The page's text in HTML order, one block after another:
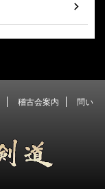
稽古会案内
問い